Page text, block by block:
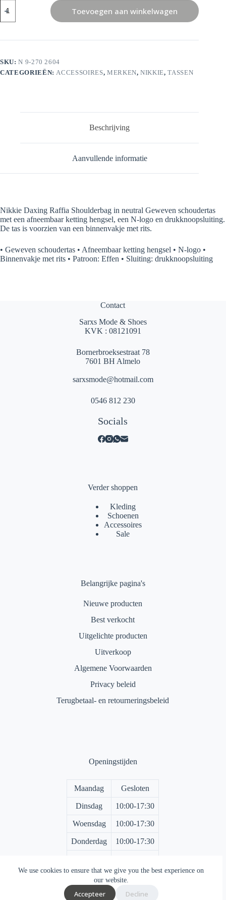
We use cookies to ensure that we give you the best experience on
our website.
Accepteer Decline
Daxing
Raffia
Toevoegen aan winkelwagen
SKU:N 9-270 2604
CATEGORIEËN:ACCESSOIRES, MERKEN,NIKKIE,TASSEN
Beschrijving
Aanvullende informatie
Nikkie Daxing Raffia Shoulderbag in neutral Geweven schoudertas
met een afneembaar ketting hengsel, een N-logo en drukknoopsluiting.
De tas is voorzien van een binnenvakje met rits.
• Geweven schoudertas • Afneembaar ketting hengsel • N-logo •
Binnenvakje met rits • Patroon: Effen • Sluiting: drukknoopsluiting
Contact
Sarxs Mode & Shoes
KVK : 08121091
Bornerbroeksestraat 78
7601 BH Almelo
sarxsmode@hotmail.com
0546 812 230
Socials
Verder shoppen
Kleding
Schoenen
Accessoires
Sale
Belangrijke pagina's
Nieuwe producten
Best verkocht
Uitgelichte producten
Uitverkoop
Algemene Voorwaarden
Privacy beleid
Terugbetaal- en retourneringsbeleid
Openingstijden
Maandag Gesloten
Dinsdag 10:00-17:30
Woensdag 10:00-17:30
Donderdag 10:00-17:30
Zaterdag 10:00-17:00
Zondag Gesloten